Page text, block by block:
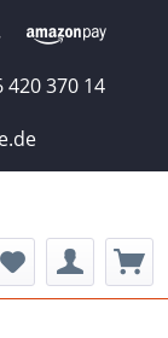
420 370 14